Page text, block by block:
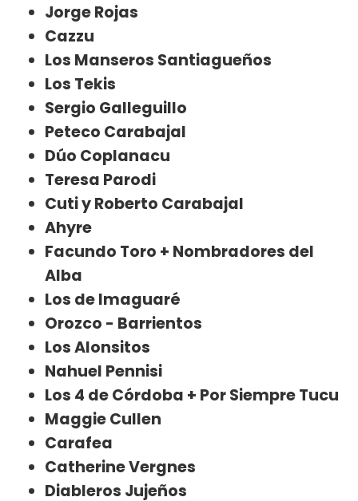
Jorge Rojas
Cazzu
Los Manseros Santiagueños
Los Tekis
Sergio Galleguillo
Peteco Carabajal
Dúo Coplanacu
Teresa Parodi
Cuti y Roberto Carabajal
Ahyre
Facundo Toro + Nombradores del
Alba
Los de Imaguaré
Orozco - Barrientos
Los Alonsitos
Nahuel Pennisi
Los 4 de Córdoba + Por Siempre Tucu
Maggie Cullen
Carafea
Catherine Vergnes
Diableros Jujeños